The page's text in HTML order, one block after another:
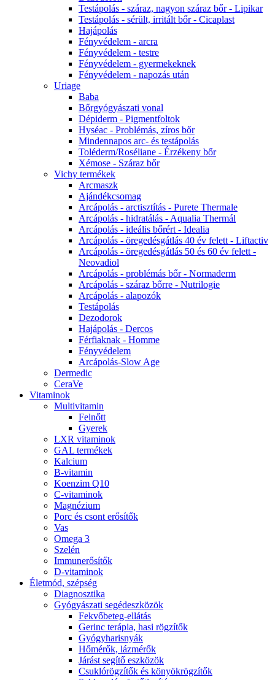
Testápolás - száraz, nagyon száraz bőr - Lipikar
Testápolás - sérült, irritált bőr - Cicaplast
Hajápolás
Fényvédelem - arcra
Fényvédelem - testre
Fényvédelem - gyermekeknek
Fényvédelem - napozás után
Uriage
Baba
Bőrgyógyászati vonal
Dépiderm - Pigmentfoltok
Hyséac - Problémás, zíros bőr
Mindennapos arc- és testápolás
Toléderm/Roséliane - Érzékeny bőr
Xémose - Száraz bőr
Vichy termékek
Arcmaszk
Ajándékcsomag
Arcápolás - arctisztítás - Purete Thermale
Arcápolás - hidratálás - Aqualia Thermál
Arcápolás - ideális bőrért - Idealia
Arcápolás - öregedésgátlás 40 év felett - Liftactiv
Arcápolás - öregedésgátlás 50 és 60 év felett -
Neovadiol
Arcápolás - problémás bőr - Normaderm
Arcápolás - száraz bőrre - Nutrilogie
Arcápolás - alapozók
Testápolás
Dezodorok
Hajápolás - Dercos
Férfiaknak - Homme
Fényvédelem
Arcápolás-Slow Age
Dermedic
CeraVe
Vitaminok
Multivitamin
Felnőtt
Gyerek
LXR vitaminok
GAL termékek
Kalcium
B-vitamin
Koenzim Q10
C-vitaminok
Magnézium
Porc és csont erősítők
Vas
Omega 3
Szelén
Immunerősítők
D-vitaminok
Életmód, szépség
Diagnosztika
Gyógyászati segédeszközök
Fekvőbeteg-ellátás
Gerinc terápia, hasi rögzítők
Gyógyharisnyák
Hőmérők, lázmérők
Járást segítő eszközök
Csuklórögzítők és könyökrögzítők